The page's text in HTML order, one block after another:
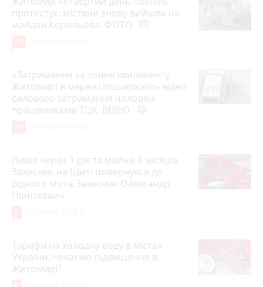
протестує: містяни знову вийшли на
майдан Корольова. ФОТО
«Затримання за лічені хвилини»: у
Житомирі в мережі поширюють відео
силового затримання чоловіка
працівниками ТЦК. ВІДЕО
Лише через 1 рік та майже 8 місяців
Захисник на Щиті повернувся до
рідного міста Захисник Олександр
Піонткевич
Тарифи на холодну воду в містах
України. Чекаємо підвищення в
Житомирі?